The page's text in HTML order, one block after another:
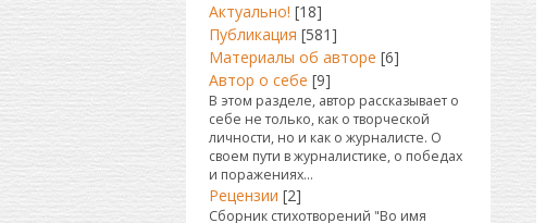
Актуально! [18]
Публикация [581]
Материалы об авторе [6]
Автор о себе [9]
В этом разделе, автор рассказывает о
себе не только, как о творческой
личности, но и как о журналисте. О
своем пути в журналистике, о победах
и поражениях...
Рецензии [2]
Сборник стихотворений "Во имя